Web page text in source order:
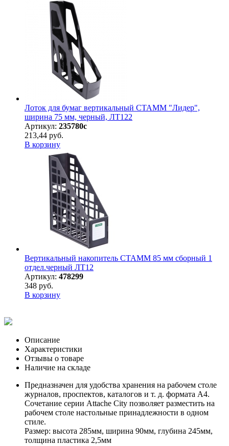
Лоток для бумаг вертикальный СТАММ "Лидер",
ширина 75 мм, черный, ЛТ122
Артикул: 235780с
213,44 руб.
В корзину
Вертикальный накопитель СТАММ 85 мм сборный 1
отдел.черный ЛТ12
Артикул: 478299
348 руб.
В корзину
Описание
Характеристики
Отзывы о товаре
Наличие на складе
Предназначен для удобства хранения на рабочем столе
журналов, проспектов, каталогов и т. д. формата А4.
Сочетание серии Attache City позволяет разместить на
рабочем столе настольные принадлежности в одном
стиле.
Размер: высота 285мм, ширина 90мм, глубина 245мм,
толщина пластика 2,5мм